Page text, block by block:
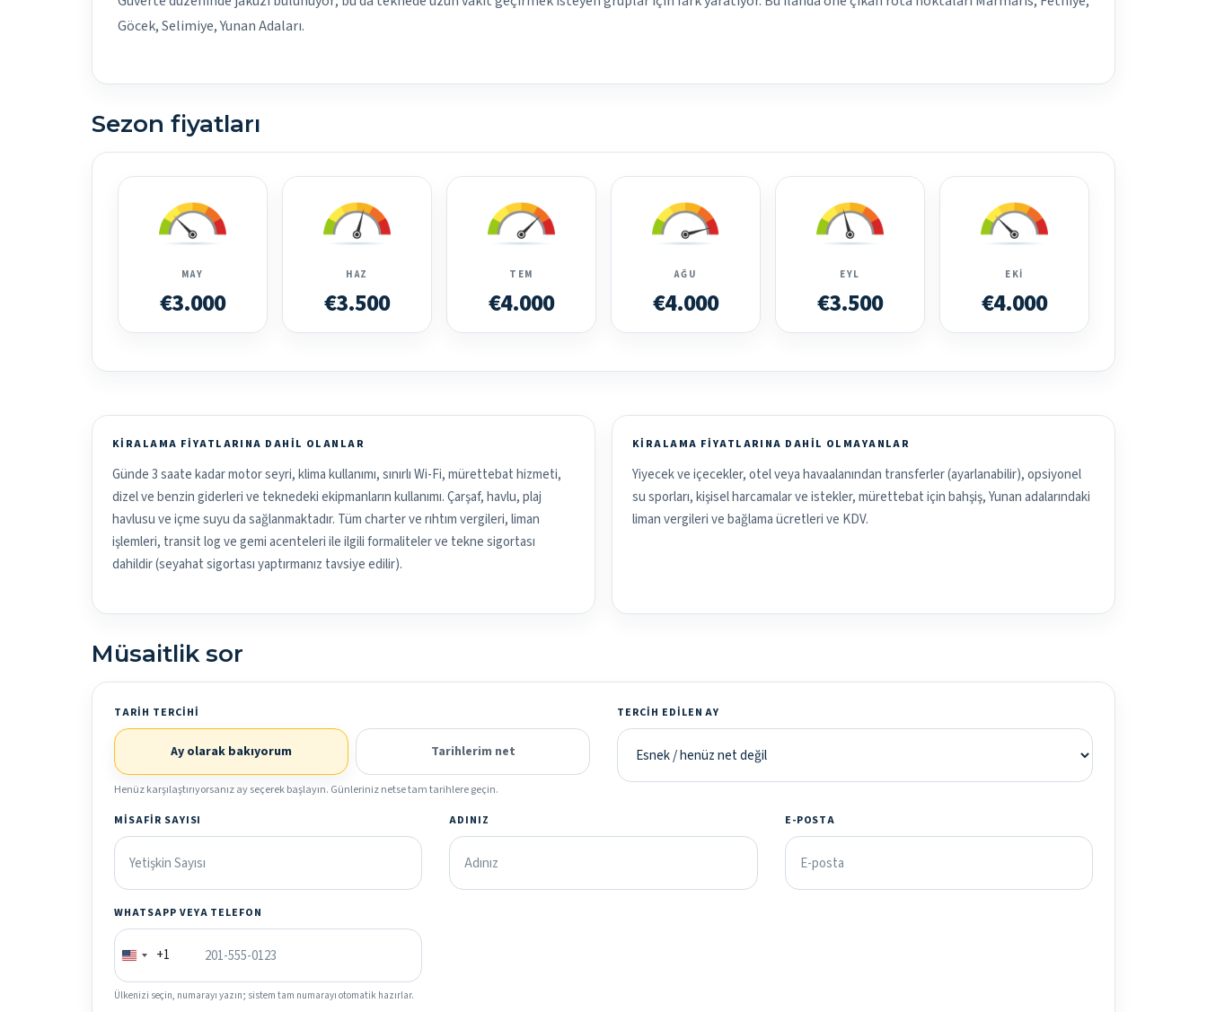
Göcek, Selimiye, Yunan Adaları.
Sezon fiyatları
MAY
€3.000
HAZ
€3.500
TEM
€4.000
AĞU
€4.000
EYL
€3.500
EKI
€4.000
KIRALAMA FIYATLARINA DAHIL OLANLAR
Günde 3 saate kadar motor seyri, klima kullanımı, sınırlı Wi-Fi, mürettebat hizmeti,
dizel ve benzin giderleri ve teknedeki ekipmanların kullanımı. Çarşaf, havlu, plaj
havlusu ve içme suyu da sağlanmaktadır. Tüm charter ve rıhtım vergileri, liman
işlemleri, transit log ve gemi acenteleri ile ilgili formaliteler ve tekne sigortası
dahildir (seyahat sigortası yaptırmanız tavsiye edilir).
KIRALAMA FIYATLARINA DAHIL OLMAYANLAR
Yiyecek ve içecekler, otel veya havaalanından transferler (ayarlanabilir), opsiyonel
su sporları, kişisel harcamalar ve istekler, mürettebat için bahşiş, Yunan adalarındaki
liman vergileri ve bağlama ücretleri ve KDV.
Müsaitlik sor
TARIH TERCIHI
Ay olarak bakıyorum Tarihlerim net
Henüz karşılaştırıyorsanız ay seçerek başlayın. Günleriniz netse tam tarihlere geçin.
TERCIH EDILEN AY
MISAFIR SAYISI ADINIZ E-POSTA
WHATSAPP VEYA TELEFON
+1
Ülkenizi seçin, numarayı yazın; sistem tam numarayı otomatik hazırlar.